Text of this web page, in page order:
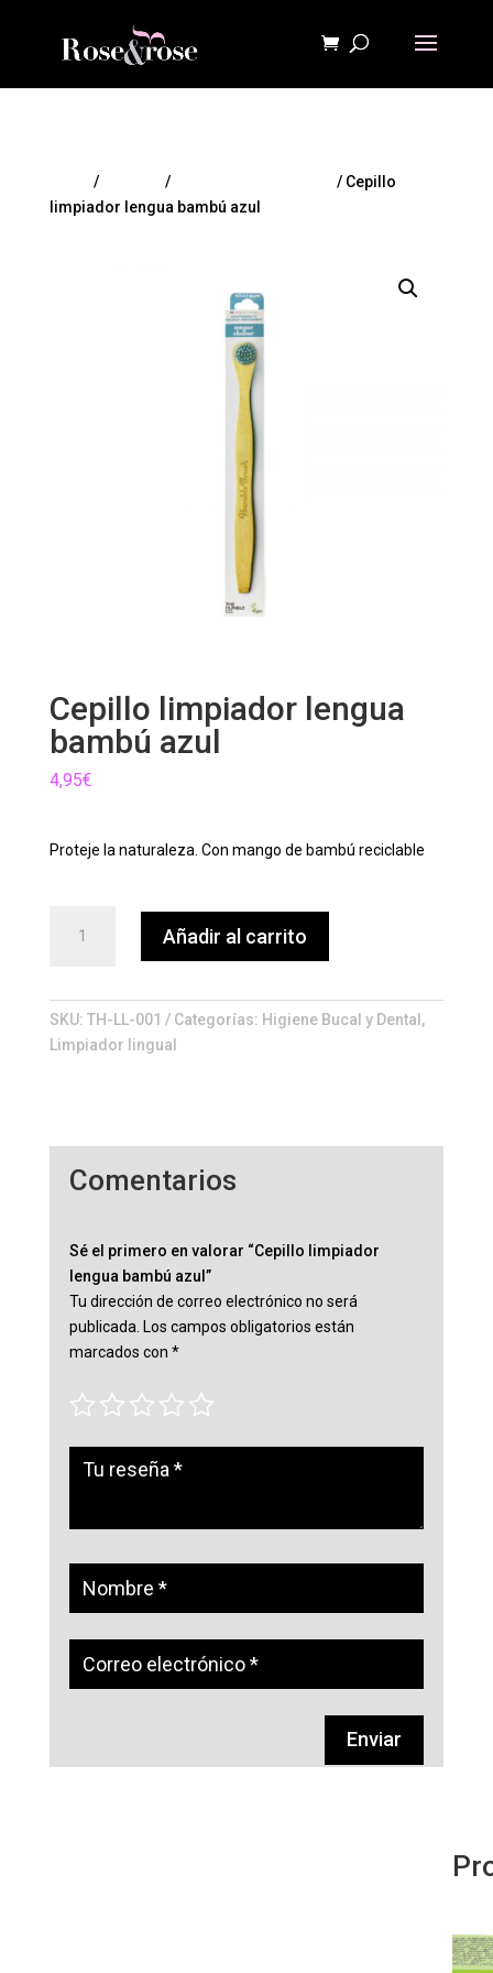
/ /
/ Cepillo
limpiador lengua bambú azul
Cepillo limpiador lengua
bambú azul
4,95€
Proteje la naturaleza. Con mango de bambú reciclable
limpiador
azul
cantidad
Añadir al carrito
SKU: TH-LL-001 Categorías: Higiene Bucal y Dental ,
Limpiador lingual
Comentarios
Sé el primero en valorar “Cepillo limpiador
lengua bambú azul”
Tu dirección de correo electrónico no será
publicada. Los campos obligatorios están
marcados con *
Enviar